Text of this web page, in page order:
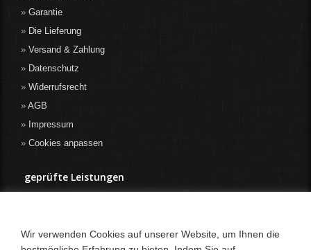
Garantie
Die Lieferung
Versand & Zahlung
Datenschutz
Widerrufsrecht
AGB
Impressum
Cookies anpassen
geprüfte Leistungen
Wir verwenden Cookies auf unserer Website, um Ihnen die